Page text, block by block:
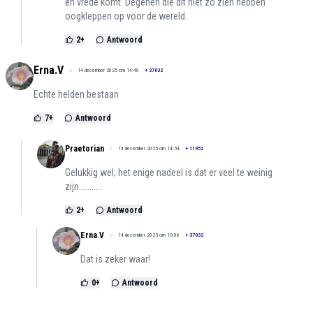
en vrede komt. Degenen die dit niet zo zien hebben
oogkleppen op voor de wereld.
2+ Antwoord
Erna.V 14 december 2025 om 14:40 + 37032
Echte helden bestaan
7+ Antwoord
Praetorian 14 december 2025 om 14:54 + 11952
Gelukkig wel; het enige nadeel is dat er veel te weinig
zijn...........
2+ Antwoord
Erna.V 14 december 2025 om 19:08 + 37032
Dat is zeker waar!
0+ Antwoord